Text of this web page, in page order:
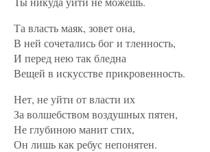
Та власть маяк, зовет она,
В ней сочетались бог и тленность,
И перед нею так бледна
Вещей в искусстве прикровенность.
Нет, не уйти от власти их
За волшебством воздушных пятен,
Не глубиною манит стих,
Он лишь как ребус непонятен.